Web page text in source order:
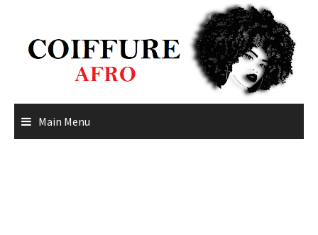
content
Main Menu